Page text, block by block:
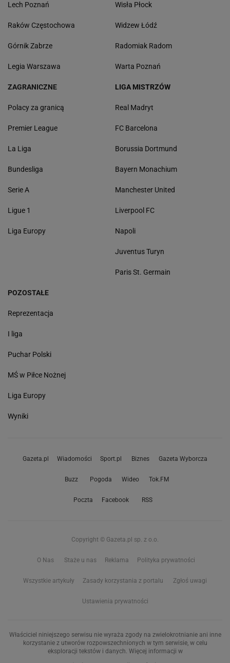
Lech Poznań
Raków Częstochowa
Górnik Zabrze
Legia Warszawa
Wisła Płock
Widzew Łódź
Radomiak Radom
Warta Poznań
ZAGRANICZNE
Polacy za granicą
Premier League
La Liga
Bundesliga
Serie A
Ligue 1
Liga Europy
LIGA MISTRZÓW
Real Madryt
FC Barcelona
Borussia Dortmund
Bayern Monachium
Manchester United
Liverpool FC
Napoli
Juventus Turyn
Paris St. Germain
POZOSTAŁE
Reprezentacja
I liga
Puchar Polski
MŚ w Piłce Nożnej
Liga Europy
Wyniki
Gazeta.pl Wiadomości Sport.pl Biznes Gazeta Wyborcza
Buzz Pogoda Wideo Tok.FM
Poczta Facebook RSS
Copyright © Gazeta.pl sp. z o.o.
O Nas Staże u nas Reklama Polityka prywatności
Wszystkie artykuły Zasady korzystania z portalu Zgłoś uwagi
Ustawienia prywatności
Właściciel niniejszego serwisu nie wyraża zgody na zwielokrotnianie ani inne
korzystanie z utworów rozpowszechnionych w tym serwisie, w celu
eksploracji tekstów i danych. Więcej informacji w